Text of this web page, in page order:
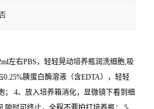
左右PBS，轻轻晃动培养瓶润洗细胞,吸
0.25%胰蛋白酶溶液（含EDTA），轻轻
； 4、放入培养箱消化，显微镜下看到细